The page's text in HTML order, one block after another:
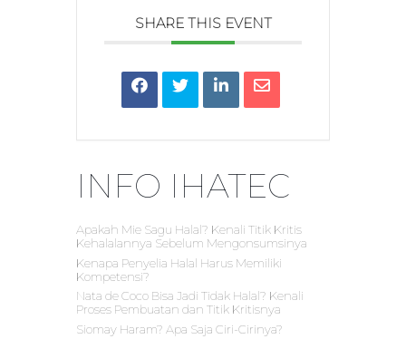
SHARE THIS EVENT
INFO IHATEC
Apakah Mie Sagu Halal? Kenali Titik Kritis
Kehalalannya Sebelum Mengonsumsinya
Kenapa Penyelia Halal Harus Memiliki
Kompetensi?
Nata de Coco Bisa Jadi Tidak Halal? Kenali
Proses Pembuatan dan Titik Kritisnya
Siomay Haram? Apa Saja Ciri-Cirinya?